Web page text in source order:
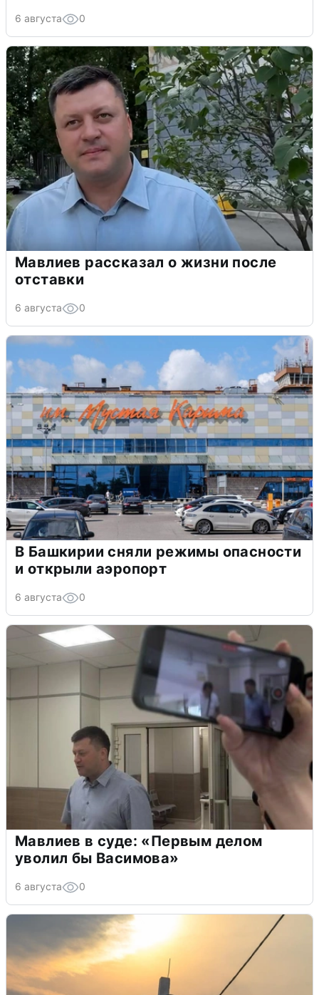
6 августа 0
Мавлиев рассказал о жизни после
отставки
6 августа 0
В Башкирии сняли режимы опасности
и открыли аэропорт
6 августа 0
Мавлиев в суде: «Первым делом
уволил бы Васимова»
6 августа 0